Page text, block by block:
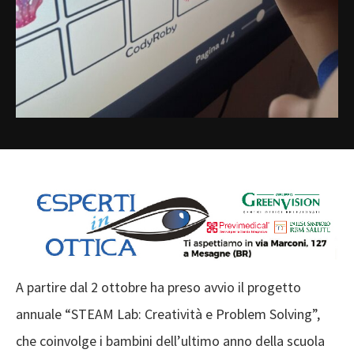
A partire dal 2 ottobre ha preso avvio il progetto
annuale “STEAM Lab: Creatività e Problem Solving”,
che coinvolge i bambini dell’ultimo anno della scuola